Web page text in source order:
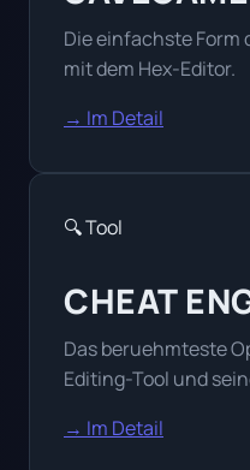
Die einfachste Form
mit dem Hex-Editor.
→ Im Detail
🔍 Tool
CHEAT
Das beruehmteste
Editing-Tool und
→ Im Detail